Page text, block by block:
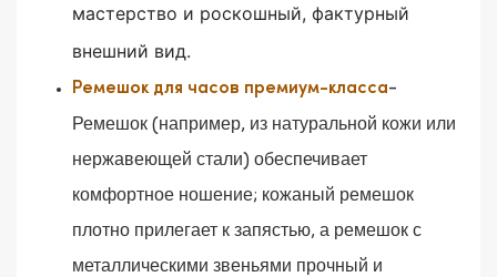
мастерство и роскошный, фактурный
внешний вид.
Ремешок для часов премиум-класса-
Ремешок (например, из натуральной кожи или
нержавеющей стали) обеспечивает
комфортное ношение; кожаный ремешок
плотно прилегает к запястью, а ремешок с
металлическими звеньями прочный и